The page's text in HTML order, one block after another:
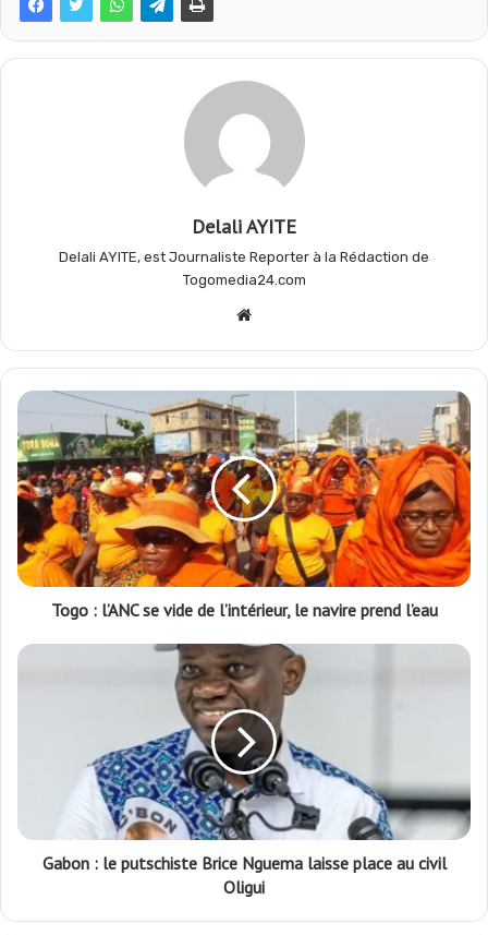
o A r
a
g
Delali AYITE
Delali AYITE, est Journaliste Reporter à la Rédaction de
Togomedia24.com
Website
Togo : l’ANC se vide de l’intérieur, le navire prend l’eau
Gabon : le putschiste Brice Nguema laisse place au civil
Oligui